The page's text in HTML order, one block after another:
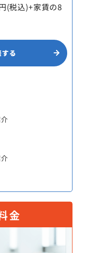
(税込)+家賃の8
る
金